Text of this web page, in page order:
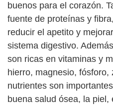
buenos para el corazón.
fuente de proteínas y
reducir el apetito y
sistema digestivo.
son ricas en vitaminas y
hierro, magnesio,
nutrientes son
buena salud ósea, la piel,